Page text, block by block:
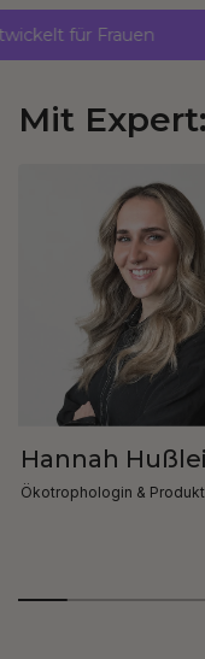
für Frauen
Mit
Hannah
Ökotrophologin &